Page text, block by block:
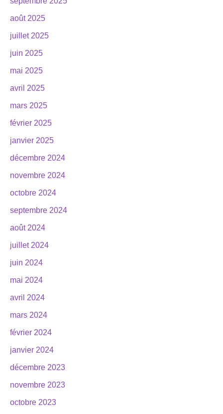
août 2025
juillet 2025
juin 2025
mai 2025
avril 2025
mars 2025
février 2025
janvier 2025
décembre 2024
novembre 2024
octobre 2024
septembre 2024
août 2024
juillet 2024
juin 2024
mai 2024
avril 2024
mars 2024
février 2024
janvier 2024
décembre 2023
novembre 2023
octobre 2023